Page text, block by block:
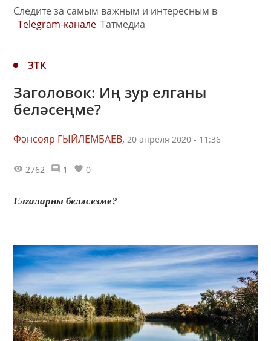
Следите за самым важным и интересным в
Telegram-канале Татмедиа
ЗТК
Заголовок: Иң зур елганы
беләсеңме?
Фәнсөяр ГЫЙЛЕМБАЕВ, 20 апреля 2020 - 11:36
2762 1 0
Елгаларны беләсезме?